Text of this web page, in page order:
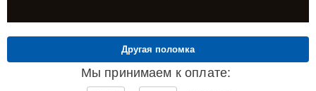
Мы принимаем к оплате:
Другая поломка